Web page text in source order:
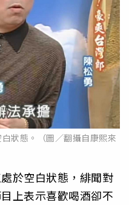
狀態。（圖／翻攝自康熙來
於空白狀態，緋聞對
上表示喜歡喝酒卻不